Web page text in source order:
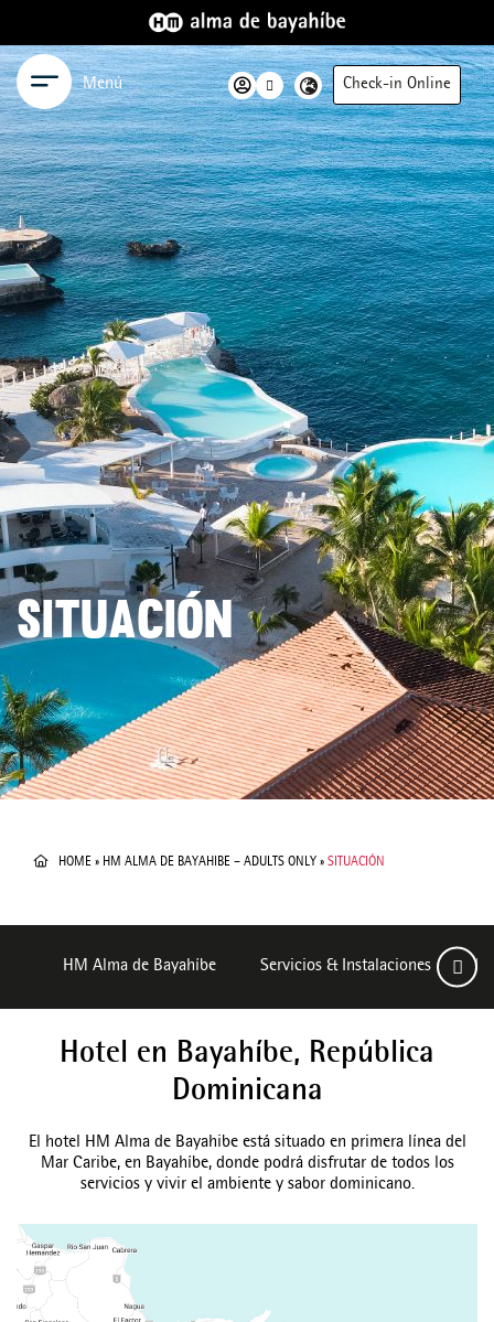
Menú Check-in Online
SITUACIÓN
HOME » HM ALMA DE BAYAHIBE – ADULTS ONLY » SITUACIÓN
HM Alma de Bayahíbe Servicios & Instalaciones
Hotel en Bayahíbe, República
Dominicana
El hotel HM Alma de Bayahibe está situado en primera línea del
Mar Caribe, en Bayahíbe, donde podrá disfrutar de todos los
servicios y vivir el ambiente y sabor dominicano.